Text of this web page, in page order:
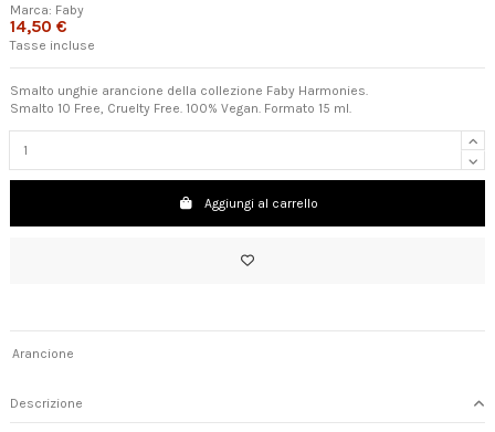
Marca: Faby
14,50 €
Tasse incluse
Smalto unghie arancione della collezione Faby Harmonies.
Smalto 10 Free, Cruelty Free. 100% Vegan. Formato 15 ml.
Aggiungi al carrello
Arancione
Descrizione